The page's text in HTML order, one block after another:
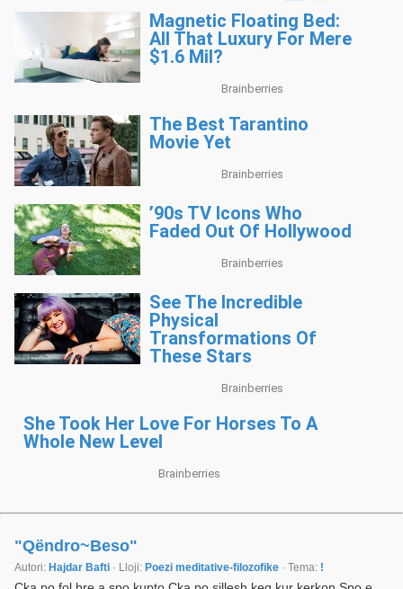
"Qëndro~Beso"
Autori: Hajdar Bafti · Lloji: Poezi meditative-filozofike · Tema: !